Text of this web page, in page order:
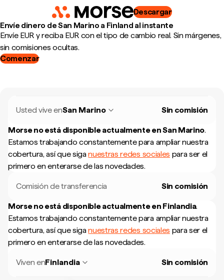
Descargar
Envíe dinero de San Marino a Finland al instante
Envíe EUR y reciba EUR con el tipo de cambio real. Sin márgenes,
sin comisiones ocultas.
Comenzar
Usted vive enSan Marino Sin comisión
Morse no está disponible actualmente enSan Marino.
Estamos trabajando constantemente para ampliar nuestra
cobertura, así que siganuestras redes sociales para ser el
primero en enterarse de las novedades.
Comisión de transferencia Sin comisión
Morse no está disponible actualmente en Finlandia.
Estamos trabajando constantemente para ampliar nuestra
cobertura, así que siganuestras redes sociales para ser el
primero en enterarse de las novedades.
Viven enFinlandia Sin comisión